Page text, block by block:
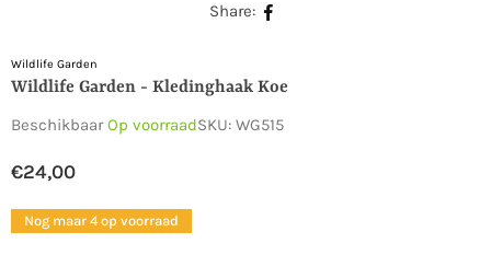
Share:
Wildlife Garden
Wildlife Garden - Kledinghaak Koe
BeschikbaarOp voorraadSKU: WG515
Normale
prijs
€24,00
Nog maar 4 op voorraad